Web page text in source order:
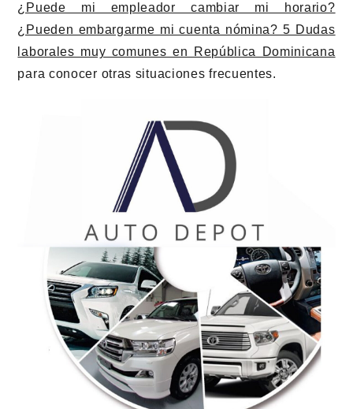
¿Puede mi empleador cambiar mi horario?
¿Pueden embargarme mi cuenta nómina? 5 Dudas
laborales muy comunes en República Dominicana
para conocer otras situaciones frecuentes.